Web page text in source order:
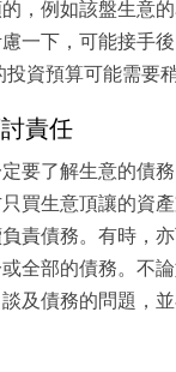
，例如該盤生意
一下，可能接手
資預算可能需要
責任
要了解生意的債
買生意頂讓的資
責債務。有時，
全部的債務。不
及債務的問題，